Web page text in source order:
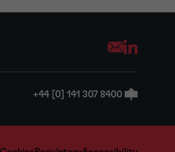
Opens your
+44 [0] 141 307 8400